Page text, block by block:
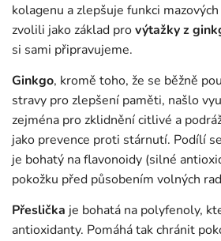
kolagenu a zlepšuje funkci
zvolili jako základ provýtažky z
si sami připravujeme.
Ginkgo, kromě toho, že se běžně
stravy pro zlepšení paměti, našlo
zejména pro zklidnění citlivé a
jako prevence proti stárnutí. Podílí
je bohatý na flavonoidy (silné
pokožku před působením volných
Přeslička je bohatá na polyfenoly,
antioxidanty. Pomáhá tak chránit